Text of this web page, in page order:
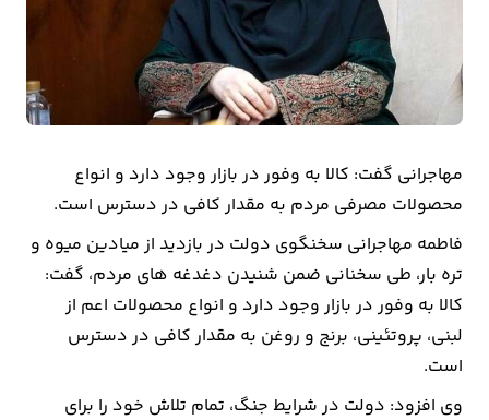
تجارت
کشاورزی
و
مسکن
اقتصاد
ایران
ارتباطات
خودرو
مهاجرانی گفت: کالا به وفور در بازار وجود دارد و انواع
محصولات مصرفی مردم به مقدار کافی در دسترس است.
فاطمه مهاجرانی سخنگوی دولت در بازدید از میادین میوه و
تره بار، طی سخنانی ضمن شنیدن دغدغه های مردم، گفت:
کالا به وفور در بازار وجود دارد و انواع محصولات اعم از
لبنی، پروتئینی، برنج و روغن به مقدار کافی در دسترس
است.
وی افزود: دولت در شرایط جنگ، تمام تلاش خود را برای